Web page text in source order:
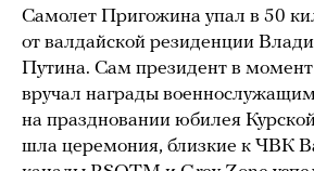
Самолет Пригожина упал в 50
от валдайской резиденции
Путина. Сам президент в
вручал награды
на праздновании юбилея
шла церемония, близкие к ЧВК